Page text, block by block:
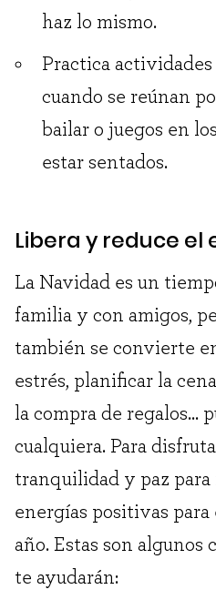
haz lo mismo.
Practica
cuando se reúnan
bailar o juegos en
estar sentados.
Libera y reduce el
La Navidad es un
familia y con amigos,
también se convierte
estrés, planificar la
la compra de regalos…
cualquiera. Para
tranquilidad y paz para
energías positivas
año. Estas son algunos
te ayudarán: